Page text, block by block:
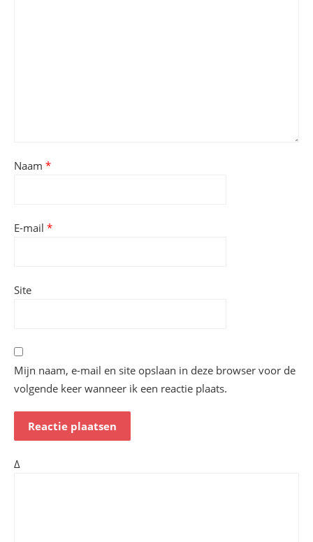
Naam *
E-mail *
Site
Mijn naam, e-mail en site opslaan in deze browser voor de
volgende keer wanneer ik een reactie plaats.
Δ